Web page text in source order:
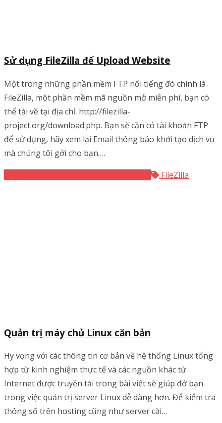
Sử dụng FileZilla để Upload Website
Một trong những phần mềm FTP nổi tiếng đó chính là
FileZilla, một phần mềm mã nguồn mở miễn phí, bạn có
thể tải về tại địa chỉ: http://filezilla-
project.org/download.php. Bạn sẽ cần có tài khoản FTP
để sử dụng, hãy xem lại Email thông báo khởi tạo dịch vụ
mà chúng tôi gởi cho bạn….
FileZilla
Quản trị máy chủ Linux căn bản
Hy vọng với các thông tin cơ bản về hệ thống Linux tổng
hợp từ kinh nghiệm thực tế và các nguồn khác từ
Internet được truyền tải trong bài viết sẽ giúp đở bạn
trong việc quản trị server Linux dễ dàng hơn. Để kiểm tra
thông số trên hosting cũng như server cài…